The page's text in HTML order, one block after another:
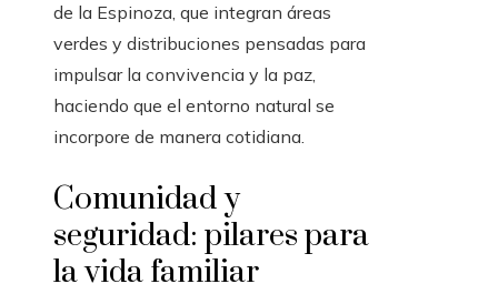
de la Espinoza, que integran áreas
verdes y distribuciones pensadas para
impulsar la convivencia y la paz,
haciendo que el entorno natural se
incorpore de manera cotidiana.
Comunidad y
seguridad: pilares para
la vida familiar